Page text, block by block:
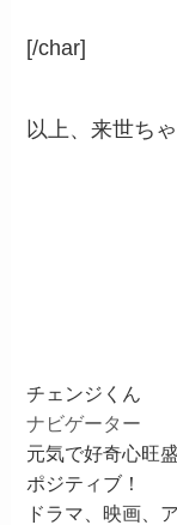
[/char]
以上、来世ち
チェンジくん
ナビゲーター
元気で好奇心旺
ポジティブ！
ドラマ、映画、